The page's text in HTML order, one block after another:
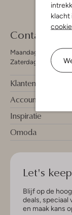
klacht
Contact
Maandag - Vrijdag
Zaterdag 09:00 -
Klantenservice
Account
Inspiratie
Omoda
Let's
Blijf op de
deals,
en maak kans